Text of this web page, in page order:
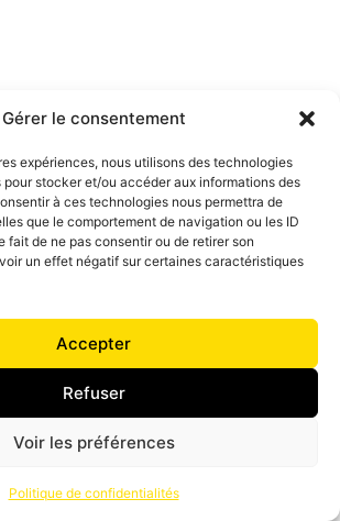
Gérer le consentement
expériences, nous utilisons des technologies
stocker et/ou accéder aux informations des
à ces technologies nous permettra de
que le comportement de navigation ou les ID
fait de ne pas consentir ou de retirer son
un effet négatif sur certaines caractéristiques
Accepter
Refuser
Voir les préférences
Politique de confidentialités